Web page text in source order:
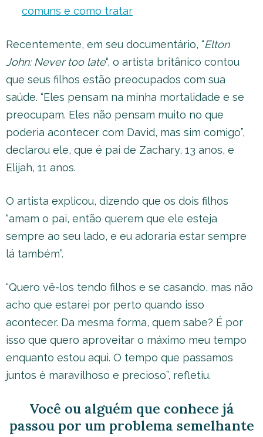
comuns e como tratar
Recentemente, em seu documentário, “Elton
John: Never too late“, o artista britânico contou
que seus filhos estão preocupados com sua
saúde. “Eles pensam na minha mortalidade e se
preocupam. Eles não pensam muito no que
poderia acontecer com David, mas sim comigo”,
declarou ele, que é pai de Zachary, 13 anos, e
Elijah, 11 anos.
O artista explicou, dizendo que os dois filhos
“amam o pai, então querem que ele esteja
sempre ao seu lado, e eu adoraria estar sempre
lá também”.
“Quero vê-los tendo filhos e se casando, mas não
acho que estarei por perto quando isso
acontecer. Da mesma forma, quem sabe? É por
isso que quero aproveitar o máximo meu tempo
enquanto estou aqui. O tempo que passamos
juntos é maravilhoso e precioso”, refletiu.
Você ou alguém que conhece já
passou por um problema semelhante